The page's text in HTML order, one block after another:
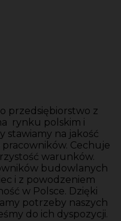
przedsiębiorstwo z
rynku polskim i
stawiamy na jakość
pracowników. Cechuje
warunków.
budowlanych
i z powodzeniem
w Polsce. Dzięki
potrzeby naszych
do ich dyspozycji.